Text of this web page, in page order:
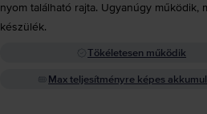
nyom található rajta. Ugyanúgy működik,
készülék.
Tökéletesen működik
Max teljesítményre képes